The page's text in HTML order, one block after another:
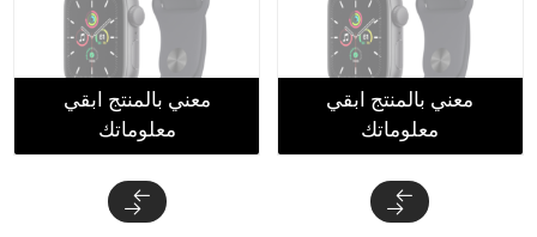
معني بالمنتج ابقي
معلوماتك
معني بالمنتج ابقي
معلوماتك